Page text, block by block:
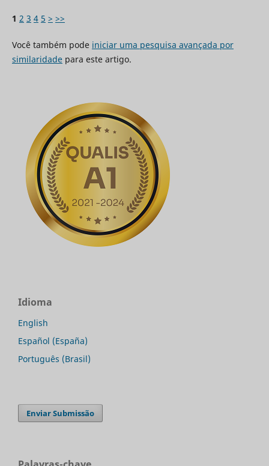
1 2 3 4 5 > >>
Você também pode iniciar uma pesquisa avançada por
similaridadepara este artigo.
Idioma
English
Español (España)
Português (Brasil)
Enviar Submissão